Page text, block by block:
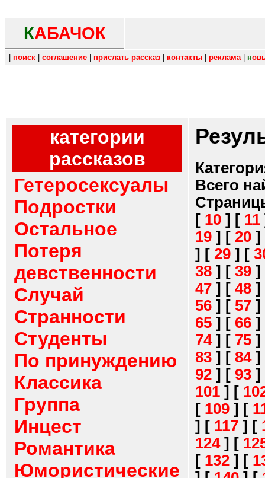
КАБАЧОК
поиск соглашение прислать рассказ контакты реклама| н
категории
рассказов
Гетеросексуалы
Подростки
Остальное
Потеря
девственности
Случай
Странности
Студенты
По принуждению
Классика
Группа
Инцест
Романтика
Юмористические
Всего
[ 10 ] [ 11
19 ] [ 20 ]
] [ 29 ] [
38 ] [ 39 ]
47 ] [ 48 ]
56 ] [ 57 ]
65 ] [ 66 ]
74] [ 75 ]
83 ] [ 84]
92 ] [ 93 ]
101 ] [
[ 109 ] [
] [ 117 ] [
124] [
[ 132 ] [